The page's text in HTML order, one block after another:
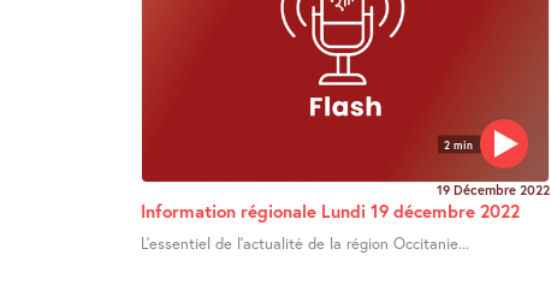
2 min
19 Décembre 2022
Information régionale Lundi 19 décembre 2022
L’essentiel de l’actualité de la région Occitanie...